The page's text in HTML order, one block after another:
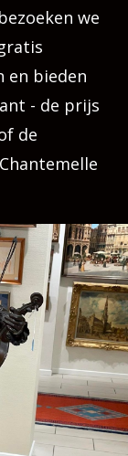
we
en bieden
- de prijs
de